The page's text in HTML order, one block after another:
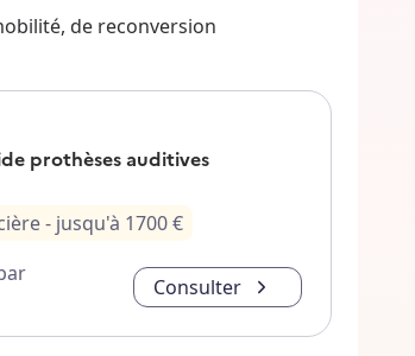
de reconversion
prothèses auditives
- jusqu'à 1700€
Consulter